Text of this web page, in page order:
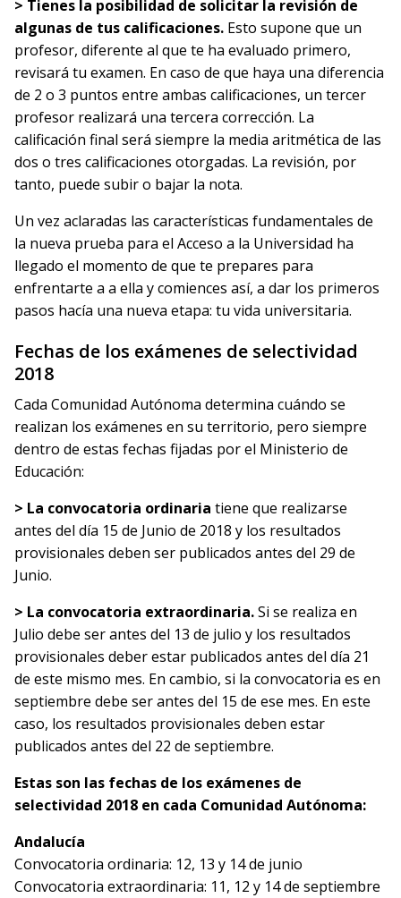
> Tienes la posibilidad de solicitar la revisión de
algunas de tus calificaciones. Esto supone que un
profesor, diferente al que te ha evaluado primero,
revisará tu examen. En caso de que haya una diferencia
de 2 o 3 puntos entre ambas calificaciones, un tercer
profesor realizará una tercera corrección. La
calificación final será siempre la media aritmética de las
dos o tres calificaciones otorgadas. La revisión, por
tanto, puede subir o bajar la nota.
Un vez aclaradas las características fundamentales de
la nueva prueba para el Acceso a la Universidad ha
llegado el momento de que te prepares para
enfrentarte a a ella y comiences así, a dar los primeros
pasos hacía una nueva etapa: tu vida universitaria.
Fechas de los exámenes de selectividad
2018
Cada Comunidad Autónoma determina cuándo se
realizan los exámenes en su territorio, pero siempre
dentro de estas fechas fijadas por el Ministerio de
Educación:
> La convocatoria ordinaria tiene que realizarse
antes del día 15 de Junio de 2018 y los resultados
provisionales deben ser publicados antes del 29 de
Junio.
> La convocatoria extraordinaria.Si se realiza en
Julio debe ser antes del 13 de julio y los resultados
provisionales deber estar publicados antes del día 21
de este mismo mes. En cambio, si la convocatoria es en
septiembre debe ser antes del 15 de ese mes. En este
caso, los resultados provisionales deben estar
publicados antes del 22 de septiembre.
Estas son las fechas de los exámenes de
selectividad 2018 en cada Comunidad Autónoma:
Andalucía
Convocatoria ordinaria: 12, 13 y 14 de junio
Convocatoria extraordinaria: 11, 12 y 14 de septiembre